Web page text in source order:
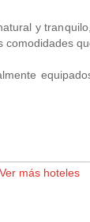
y
quienes
Ver más hoteles